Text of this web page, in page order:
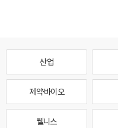
산업
제약·바이오
웰니스